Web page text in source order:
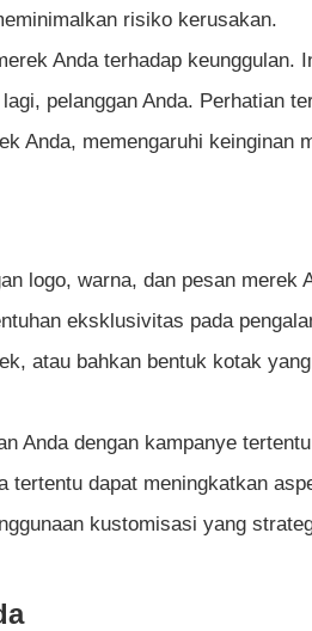
risiko kerusakan.
Anda terhadap keunggulan.
pelanggan Anda. Perhatian
Anda, memengaruhi keinginan
logo, warna, dan pesan merek
eksklusivitas pada
atau bahkan bentuk kotak
Anda dengan kampanye
dapat meningkatkan
kustomisasi yang